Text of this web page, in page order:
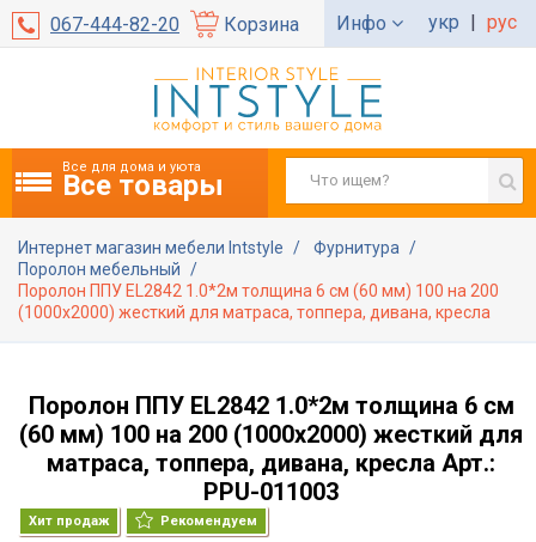
067-444-82-20 Корзина Инфо укр | рус
Все для дома и уюта
Все товары
Интернет магазин мебели Intstyle
Фурнитура
Поролон мебельный
Поролон ППУ EL2842 1.0*2м толщина 6 см (60 мм) 100 на 200
(1000х2000) жесткий для матраса, топпера, дивана, кресла
Поролон ППУ EL2842 1.0*2м толщина 6 см
(60 мм) 100 на 200 (1000х2000) жесткий для
матраса, топпера, дивана, кресла Арт.:
PPU-011003
Хит продаж Рекомендуем